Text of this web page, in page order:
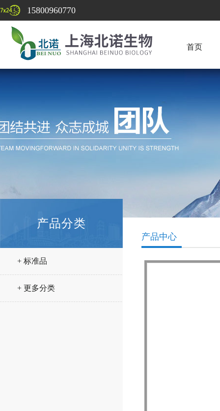
15800960770
首页
产品分类
+ 标准品
+ 更多分类
产品中心